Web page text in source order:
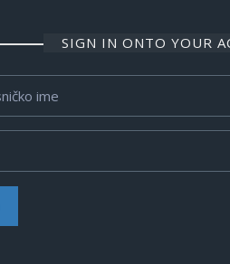
SIGN IN ONTO YOUR